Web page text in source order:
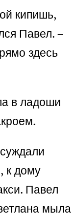
кипишь,
Павел. –
здесь
в ладоши
к дому
Павел
мыла